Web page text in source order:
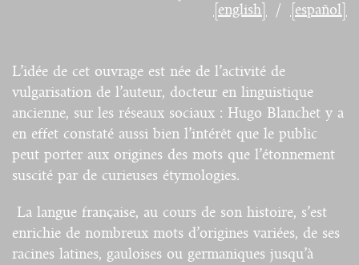
[english] [español]
L’idée de cet ouvrage est née de l’activité de
vulgarisation de l’auteur, docteur en linguistique
ancienne, sur les réseaux sociaux : Hugo Blanchet y a
en effet constaté aussi bien l’intérêt que le public
peut porter aux origines des mots que l’étonnement
suscité par de curieuses étymologies.
La langue française, au cours de son histoire, s’est
enrichie de nombreux mots d’origines variées, de ses
racines latines, gauloises ou germaniques jusqu’à